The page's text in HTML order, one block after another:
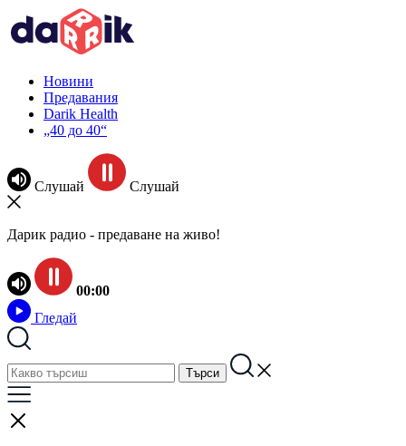
Новини
Предавания
Darik Health
„40 до 40“
Слушай Слушай
Дарик радио - предаване на живо!
00:00
Гледай